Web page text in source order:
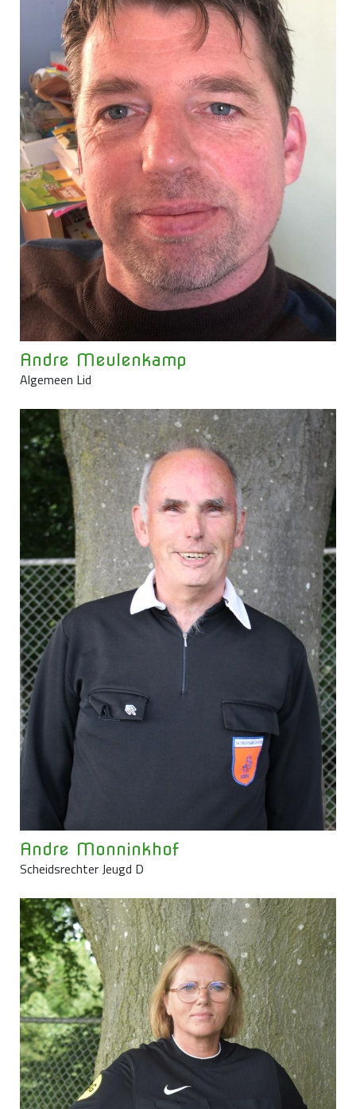
Andre Meulenkamp
Algemeen Lid
Andre Monninkhof
Scheidsrechter Jeugd D